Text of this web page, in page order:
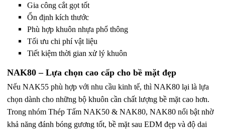
Gia công cắt gọt tốt
Ổn định kích thước
Phù hợp khuôn nhựa phổ thông
Tối ưu chi phí vật liệu
Tiết kiệm thời gian xử lý khuôn
NAK80 – Lựa chọn cao cấp cho bề mặt đẹp
Nếu NAK55 phù hợp với nhu cầu kinh tế, thì NAK80 lại là lựa
chọn dành cho những bộ khuôn cần chất lượng bề mặt cao hơn.
Trong nhóm Thép Tấm NAK50 & NAK80, NAK80 nổi bật nhờ
khả năng đánh bóng gương tốt, bề mặt sau EDM đẹp và độ dai